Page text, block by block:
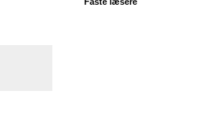
Faste læsere